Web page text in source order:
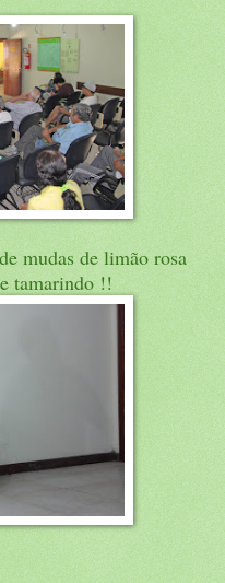
mudas de limão rosa
tamarindo !!